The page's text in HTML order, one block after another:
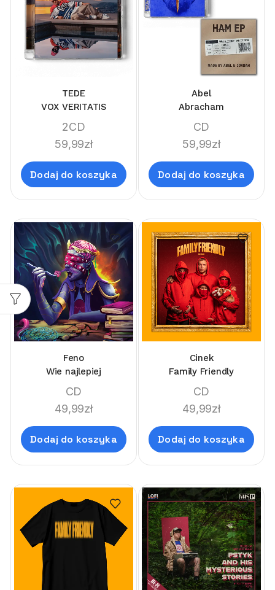
TEDE
VOX VERITATIS
2CD
59,99zł
Dodaj do koszyka
Abel
Abracham
CD
59,99zł
Dodaj do koszyka
Feno
Wie najlepiej
CD
49,99zł
Dodaj do koszyka
Cinek
Family Friendly
CD
49,99zł
Dodaj do koszyka